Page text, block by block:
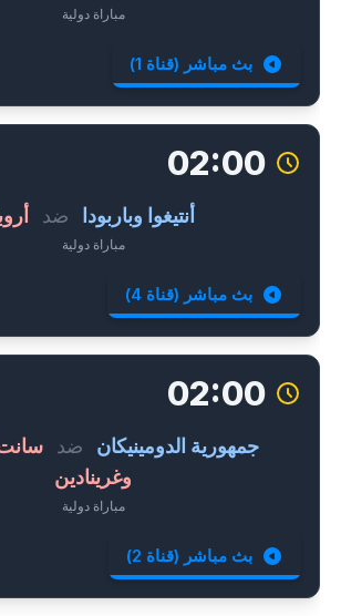
مباراة دولية
بث مباشر (قناة 1)
02:00
أنتيغوا وباربودا ضد
مباراة دولية
بث مباشر (قناة 4)
02:00
جمهورية الدومينيكان ضد
وغرينادين
مباراة دولية
بث مباشر (قناة 2)